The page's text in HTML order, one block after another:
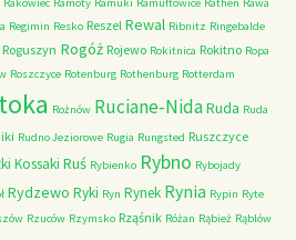
Regimin Resko Reszel Rewal Ribnitz Ringebalde
Roguszyn Rogóż Rojewo Rokitnica Rokitno Ropa
Roszczyce Rotenburg Rothenburg Rotterdam
Rożnów Ruciane-NidaRuda Ruda
Rudno Jeziorowe Rugia Rungsted Ruszczyce
Kossaki Ruś Rybienko Rybno Rybojady
Rydzewo Ryki Ryn Rynek Rynia Rypin Ryte
Rzuców Rzymsko Rząśnik Różan Rąbież Rąblów